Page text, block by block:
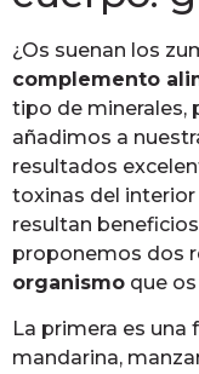
¿Os suenan los
complemento
tipo de minerales,
añadimos a
resultados
toxinas del
resultan
proponemos dos
organismo que
La primera es
mandarina,